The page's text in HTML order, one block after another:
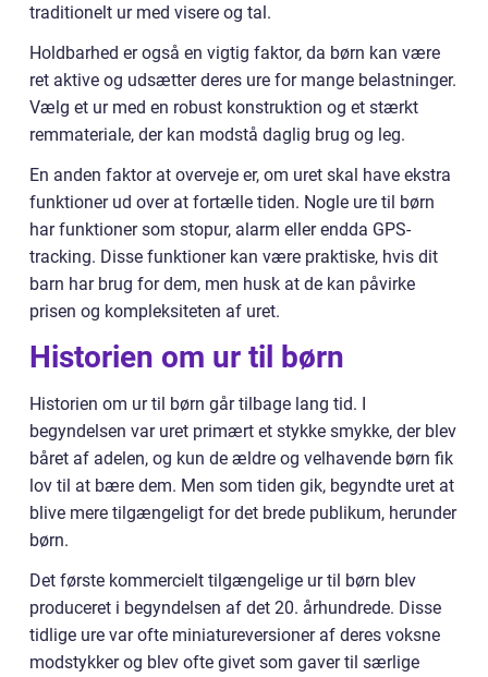
traditionelt ur med visere og tal.
Holdbarhed er også en vigtig faktor, da børn kan være
ret aktive og udsætter deres ure for mange belastninger.
Vælg et ur med en robust konstruktion og et stærkt
remmateriale, der kan modstå daglig brug og leg.
En anden faktor at overveje er, om uret skal have ekstra
funktioner ud over at fortælle tiden. Nogle ure til børn
har funktioner som stopur, alarm eller endda GPS-
tracking. Disse funktioner kan være praktiske, hvis dit
barn har brug for dem, men husk at de kan påvirke
prisen og kompleksiteten af uret.
Historien om ur til børn
Historien om ur til børn går tilbage lang tid. I
begyndelsen var uret primært et stykke smykke, der blev
båret af adelen, og kun de ældre og velhavende børn fik
lov til at bære dem. Men som tiden gik, begyndte uret at
blive mere tilgængeligt for det brede publikum, herunder
børn.
Det første kommercielt tilgængelige ur til børn blev
produceret i begyndelsen af det 20. århundrede. Disse
tidlige ure var ofte miniatureversioner af deres voksne
modstykker og blev ofte givet som gaver til særlige